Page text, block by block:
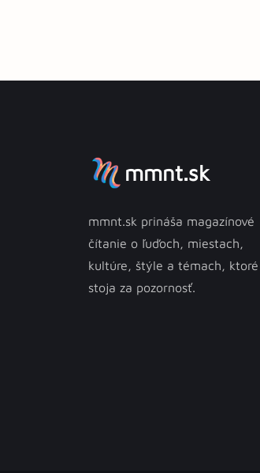
mmnt.sk
mmnt.sk prináša magazínové
čítanie o ľuďoch, miestach,
kultúre, štýle a témach, ktoré
stoja za pozornosť.